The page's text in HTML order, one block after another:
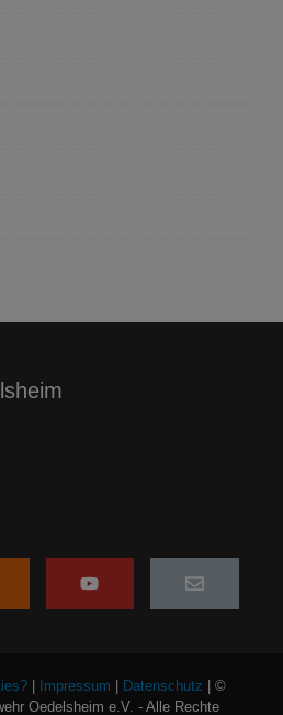
| Impressum Datenschutz | ©
Oedelsheim e.V. - Alle Rechte